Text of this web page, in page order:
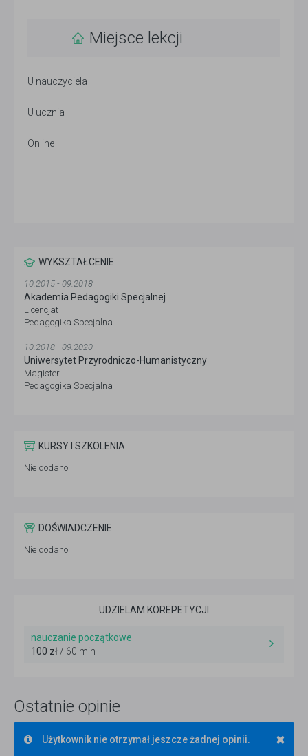
Miejsce lekcji
U nauczyciela
U ucznia
Online
WYKSZTAŁCENIE
10.2015 - 09.2018
Akademia Pedagogiki Specjalnej
Licencjat
Pedagogika Specjalna
10.2018 - 09.2020
Uniwersytet Przyrodniczo-Humanistyczny
Magister
Pedagogika Specjalna
KURSY I SZKOLENIA
Nie dodano
DOŚWIADCZENIE
Nie dodano
UDZIELAM KOREPETYCJI
nauczanie początkowe
100 zł/ 60 min
Ostatnie opinie
×
Użytkownik nie otrzymał jeszcze żadnej opinii.